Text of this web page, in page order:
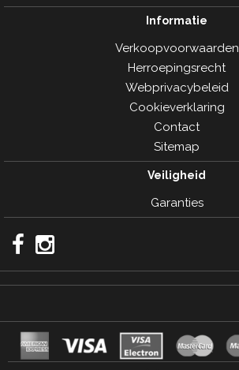
Informatie
Verkoopvoorwaarden
Herroepingsrecht
Webprivacybeleid
Cookieverklaring
Contact
Sitemap
Veiligheid
Garanties